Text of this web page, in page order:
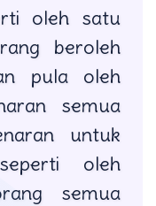
oleh satu
beroleh
pula oleh
semua
untuk
oleh
semua